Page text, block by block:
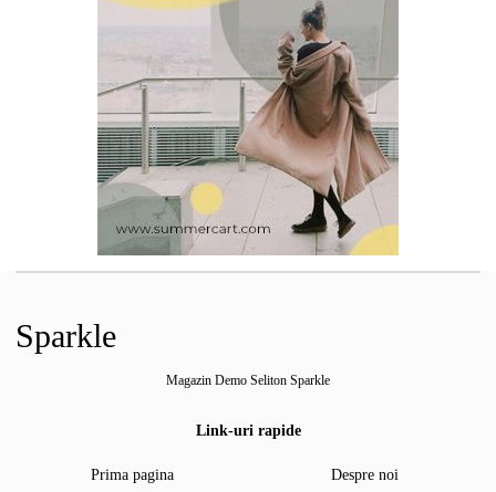
Sparkle
Magazin Demo Seliton Sparkle
Link-uri rapide
Prima pagina Despre noi